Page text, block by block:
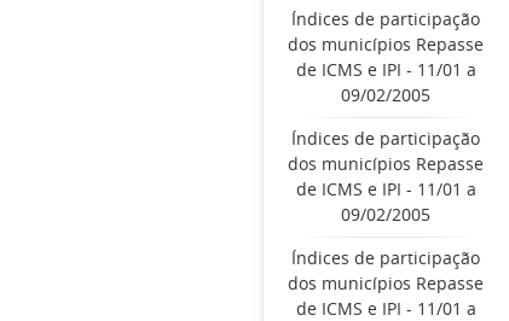
Índices de participação
dos municípios Repasse
de ICMS e IPI - 11/01 a
09/02/2005
Índices de participação
dos municípios Repasse
de ICMS e IPI - 11/01 a
09/02/2005
Índices de participação
dos municípios Repasse
de ICMS e IPI - 11/01 a